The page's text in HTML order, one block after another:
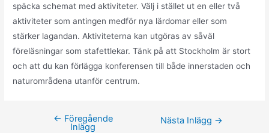
späcka schemat med aktiviteter. Välj i stället ut en eller två
aktiviteter som antingen medför nya lärdomar eller som
stärker lagandan. Aktiviteterna kan utgöras av såväl
föreläsningar som stafettlekar. Tänk på att Stockholm är stort
och att du kan förlägga konferensen till både innerstaden och
naturområdena utanför centrum.
← Föregående
Inlägg
Nästa Inlägg →